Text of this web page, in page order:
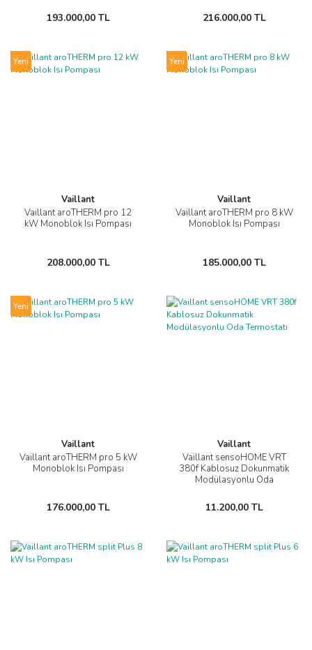
193.000,00 TL 216.000,00 TL
Yeni
Vaillant
Vaillant aroTHERM pro 12
kW Monoblok Isı Pompası
208.000,00 TL
Yeni
Vaillant
Vaillant aroTHERM pro 8 kW
Monoblok Isı Pompası
185.000,00 TL
Yeni
Vaillant
Vaillant aroTHERM pro 5 kW
Monoblok Isı Pompası
176.000,00 TL
Vaillant
Vaillant sensoHOME VRT
380f Kablosuz Dokunmatik
Modülasyonlu Oda
11.200,00 TL